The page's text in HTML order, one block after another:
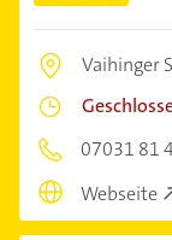
Vaihinger
07031 81
Webseite